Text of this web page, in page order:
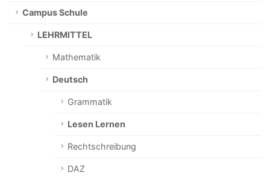
Campus Schule
LEHRMITTEL
Mathematik
Deutsch
Grammatik
Lesen Lernen
Rechtschreibung
DAZ